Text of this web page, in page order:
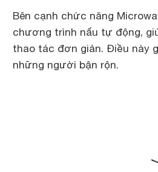
Bên cạnh chức năng
chương trình nấu tự động,
thao tác đơn giản. Điều này
những người bận rộn.